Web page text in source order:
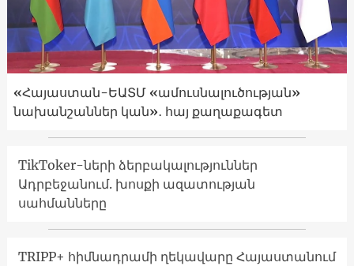
«Հայաստան-ԵԱՏՄ «ամուսնալուծության»
նախանշաններ կան»․ հայ քաղաքագետ
TikToker-ների ձերբակալություններ
Ադրբեջանում. խոսքի ազատության
սահմանները
TRIPP+ հիմնադրամի ղեկավարը Հայաստանում